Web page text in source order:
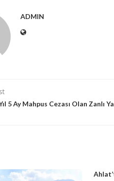
ADMIN
5 Ay Mahpus Cezası Olan Zanlı